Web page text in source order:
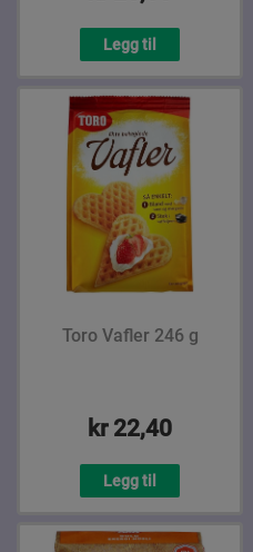
Legg til
Toro Vafler 246 g
kr 22,40
Legg til